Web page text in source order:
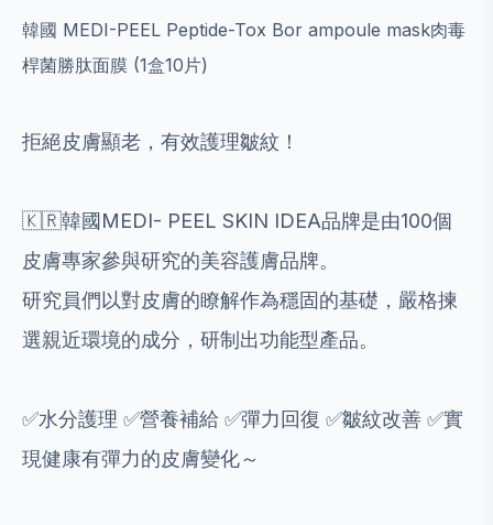
韓國 MEDI-PEEL Peptide-Tox Bor ampoule mask肉毒
桿菌勝肽面膜 (1盒10片)
拒絕皮膚顯老，有效護理皺紋！
🇰🇷韓國MEDI- PEEL SKIN IDEA品牌是由100個
皮膚專家參與研究的美容護膚品牌。
研究員們以對皮膚的瞭解作為穩固的基礎，嚴格揀
選親近環境的成分，研制出功能型產品。
✅水分護理 ✅營養補給 ✅彈力回復 ✅皺紋改善 ✅實
現健康有彈力的皮膚變化～